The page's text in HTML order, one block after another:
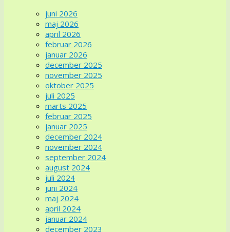
juni 2026
maj 2026
april 2026
februar 2026
januar 2026
december 2025
november 2025
oktober 2025
juli 2025
marts 2025
februar 2025
januar 2025
december 2024
november 2024
september 2024
august 2024
juli 2024
juni 2024
maj 2024
april 2024
januar 2024
december 2023